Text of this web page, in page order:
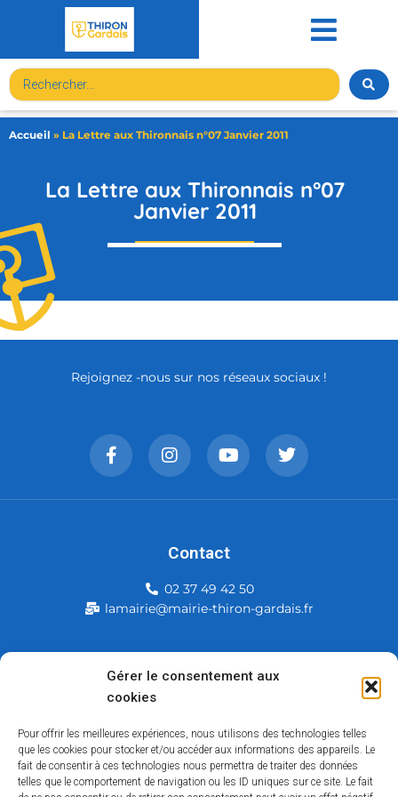
Gérer le consentement aux
cookies
Pour offrir les meilleures expériences, nous utilisons des technologies telles
que les cookies pour stocker et/ou accéder aux informations des appareils. Le
fait de consentir à ces technologies nous permettra de traiter des données
telles que le comportement de navigation ou les ID uniques sur ce site. Le fait
Accueil » La Lettre aux Thironnais n°07 Janvier 2011
La Lettre aux Thironnais n°07
Janvier 2011
Mairie de Thiron-Gardais
28480 Thiron-Gardais
Rejoignez -nous sur nos réseaux sociaux !
Contact
02 37 49 42 50
lamairie@mairie-thiron-gardais.fr